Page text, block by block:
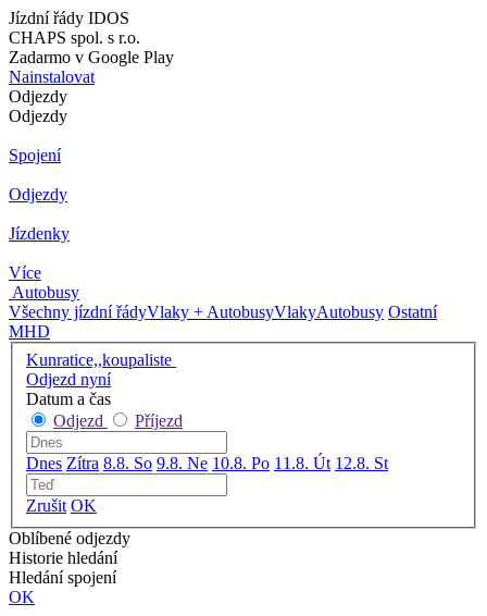
Jízdní řády IDOS
CHAPS spol. s r.o.
Zadarmo v Google Play
Nainstalovat
Odjezdy
Odjezdy
Spojení
Odjezdy
Jízdenky
Více
Autobusy
Všechny jízdní řádyVlaky + AutobusyVlakyAutobusy Ostatní
MHD
Kunratice,,koupaliste
Odjezd nyní
Datum a čas
Odjezd
Příjezd
Dnes Zítra 8.8. So 9.8. Ne 10.8. Po 11.8. Út 12.8. St
Zrušit OK
Oblíbené odjezdy
Historie hledání
Hledání spojení
OK